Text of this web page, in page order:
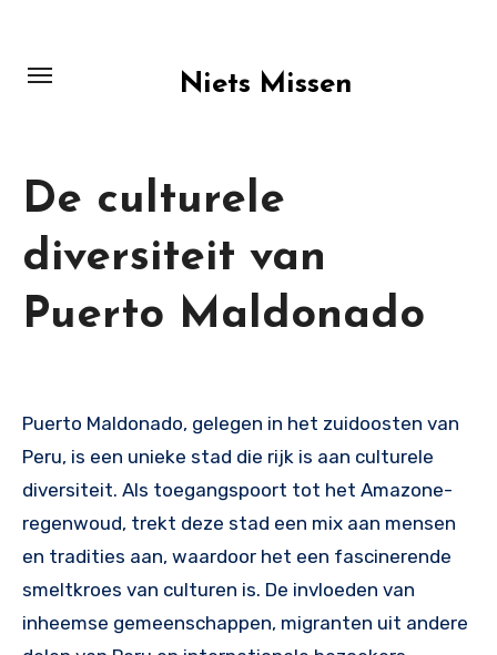
content
Niets Missen
De culturele
diversiteit van
Puerto Maldonado
Puerto Maldonado, gelegen in het zuidoosten van
Peru, is een unieke stad die rijk is aan culturele
diversiteit. Als toegangspoort tot het Amazone-
regenwoud, trekt deze stad een mix aan mensen
en tradities aan, waardoor het een fascinerende
smeltkroes van culturen is. De invloeden van
inheemse gemeenschappen, migranten uit andere